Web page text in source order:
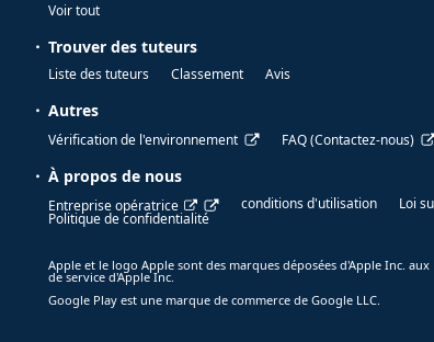
Voir tout
Trouver des tuteurs
Liste des tuteurs Classement Avis
Autres
Vérification de l'environnement FAQ (Contactez-nous)
À propos de nous
Entreprise opératrice conditions d'utilisation
Loi
Politique de confidentialité
Apple et le logo Apple sont des marques déposées d'Apple Inc.
de service d'Apple Inc.
Google Play est une marque de commerce de Google LLC.